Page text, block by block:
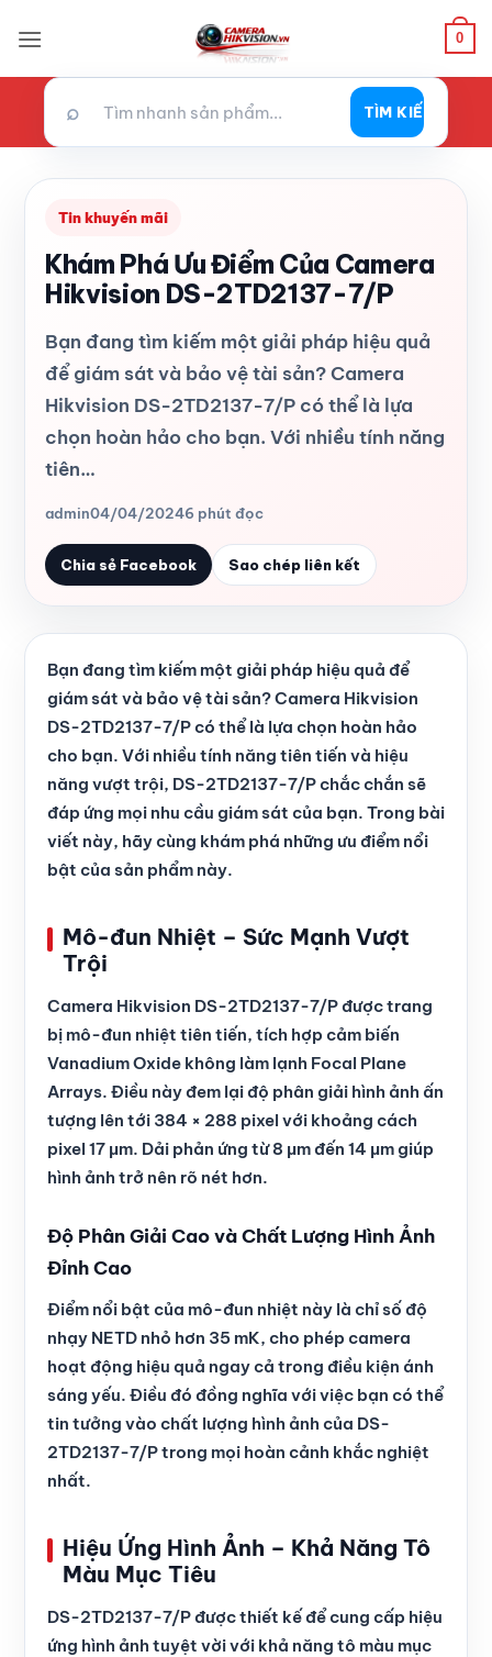
qua
0
⌕ TÌM KIẾM
Tin khuyến mãi
Khám Phá Ưu Điểm Của Camera
Hikvision DS-2TD2137-7/P
Bạn đang tìm kiếm một giải pháp hiệu quả
để giám sát và bảo vệ tài sản? Camera
Hikvision DS-2TD2137-7/P có thể là lựa
chọn hoàn hảo cho bạn. Với nhiều tính năng
tiên…
admin04/04/20246 phút đọc
Chia sẻ Facebook Sao chép liên kết
Bạn đang tìm kiếm một giải pháp hiệu quả để
giám sát và bảo vệ tài sản? Camera Hikvision
DS-2TD2137-7/P có thể là lựa chọn hoàn hảo
cho bạn. Với nhiều tính năng tiên tiến và hiệu
năng vượt trội, DS-2TD2137-7/P chắc chắn sẽ
đáp ứng mọi nhu cầu giám sát của bạn. Trong bài
viết này, hãy cùng khám phá những ưu điểm nổi
bật của sản phẩm này.
Mô-đun Nhiệt – Sức Mạnh Vượt
Trội
Camera Hikvision DS-2TD2137-7/P được trang
bị mô-đun nhiệt tiên tiến, tích hợp cảm biến
Vanadium Oxide không làm lạnh Focal Plane
Arrays. Điều này đem lại độ phân giải hình ảnh ấn
tượng lên tới 384 × 288 pixel với khoảng cách
pixel 17 μm. Dải phản ứng từ 8 μm đến 14 μm giúp
hình ảnh trở nên rõ nét hơn.
Độ Phân Giải Cao và Chất Lượng Hình Ảnh
Đỉnh Cao
Điểm nổi bật của mô-đun nhiệt này là chỉ số độ
nhạy NETD nhỏ hơn 35 mK, cho phép camera
hoạt động hiệu quả ngay cả trong điều kiện ánh
sáng yếu. Điều đó đồng nghĩa với việc bạn có thể
tin tưởng vào chất lượng hình ảnh của DS-
2TD2137-7/P trong mọi hoàn cảnh khắc nghiệt
nhất.
Hiệu Ứng Hình Ảnh – Khả Năng Tô
Màu Mục Tiêu
DS-2TD2137-7/P được thiết kế để cung cấp hiệu
ứng hình ảnh tuyệt vời với khả năng tô màu mục